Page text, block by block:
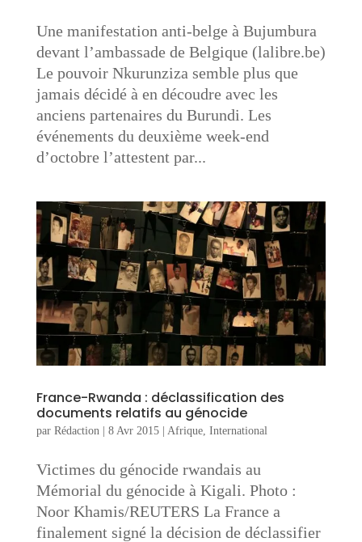
Une manifestation anti-belge à Bujumbura
devant l’ambassade de Belgique (lalibre.be)
Le pouvoir Nkurunziza semble plus que
jamais décidé à en découdre avec les
anciens partenaires du Burundi. Les
événements du deuxième week-end
d’octobre l’attestent par...
France-Rwanda : déclassification des
documents relatifs au génocide
par Rédaction 8 Avr 2015| Afrique, International
Victimes du génocide rwandais au
Mémorial du génocide à Kigali. Photo :
Noor Khamis/REUTERS La France a
finalement signé la décision de déclassifier